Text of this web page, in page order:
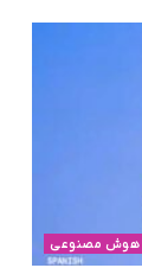
هوش مصنوعی